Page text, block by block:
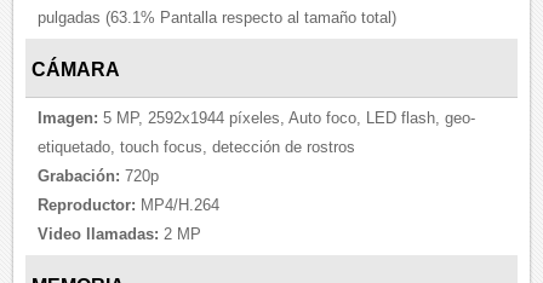
pulgadas (63.1% Pantalla respecto al tamaño total)
CÁMARA
Imagen: 5 MP, 2592x1944 píxeles, Auto foco, LED flash, geo-
etiquetado, touch focus, detección de rostros
Grabación: 720p
Reproductor: MP4/H.264
Video llamadas: 2 MP